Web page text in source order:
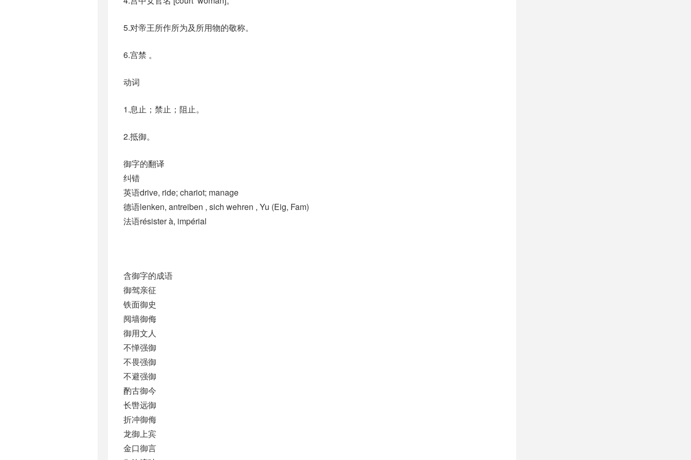
5.对帝王所作所为及所用物的敬称。
6.宫禁 。
动词
1.息止；禁止；阻止。
2.抵御。
御字的翻译
纠错
英语drive, ride; chariot; manage
德语lenken, antreiben , sich wehren , Yu (Eig, Fam)
法语résister à, impérial
含御字的成语
御驾亲征
铁面御史
阋墙御侮
御用文人
不惮强御
不畏强御
不避强御
酌古御今
长辔远御
折冲御侮
龙御上宾
金口御言